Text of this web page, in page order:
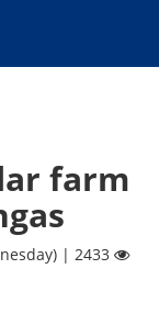
farm
| 2433